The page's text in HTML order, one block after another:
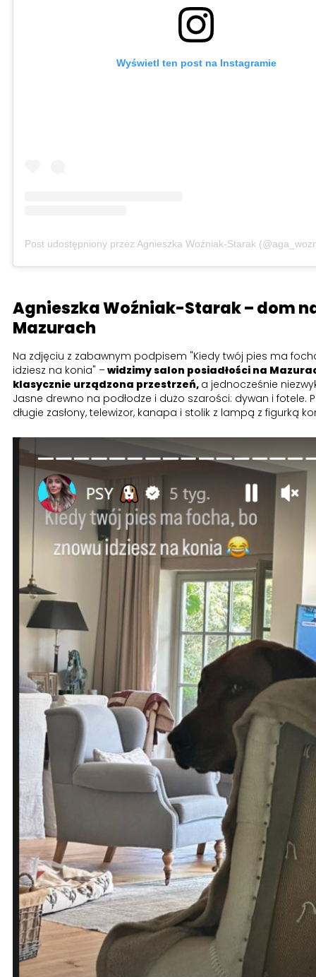
Wyświetl ten post na Instagramie
Post udostępniony przez Agnieszka Woźniak-Starak
Agnieszka Woźniak-Starak – dom
Mazurach
Na zdjęciu z zabawnym podpisem "Kiedy twój pies ma
idziesz na konia" –widzimy salon posiadłości na
klasycznie urządzona przestrzeń, a jednocześnie
Jasne drewno na podłodze i dużo szarości: dywan i fotele.
długie zasłony, telewizor, kanapa i stolik z lampą z figurką